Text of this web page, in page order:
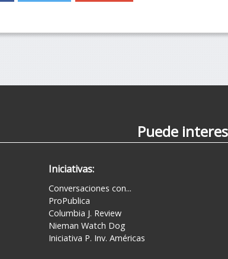
Puede
Iniciativas:
Conversaciones con...
ProPublica
Columbia J. Review
Nieman Watch Dog
Iniciativa P. Inv. Américas